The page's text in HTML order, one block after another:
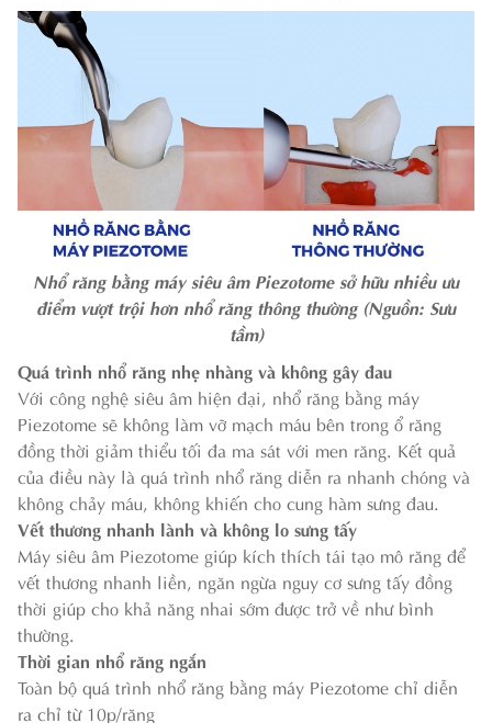
Nhổ răng bằng máy siêu âm Piezotome sở hữu nhiều ưu
điểm vượt trội hơn nhổ răng thông thường (Nguồn: Sưu
tầm)
Quá trình nhổ răng nhẹ nhàng và không gây đau
Với công nghệ siêu âm hiện đại, nhổ răng bằng máy
Piezotome sẽ không làm vỡ mạch máu bên trong ổ răng
đồng thời giảm thiểu tối đa ma sát với men răng. Kết quả
của điều này là quá trình nhổ răng diễn ra nhanh chóng và
không chảy máu, không khiến cho cung hàm sưng đau.
Vết thương nhanh lành và không lo sưng tấy
Máy siêu âm Piezotome giúp kích thích tái tạo mô răng để
vết thương nhanh liền, ngăn ngừa nguy cơ sưng tấy đồng
thời giúp cho khả năng nhai sớm được trở về như bình
thường.
Thời gian nhổ răng ngắn
Toàn bộ quá trình nhổ răng bằng máy Piezotome chỉ diễn
ra chỉ từ 10p/răng